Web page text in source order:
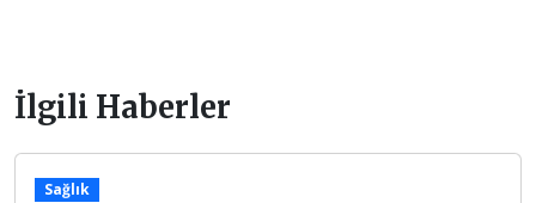
İlgili Haberler
Sağlık